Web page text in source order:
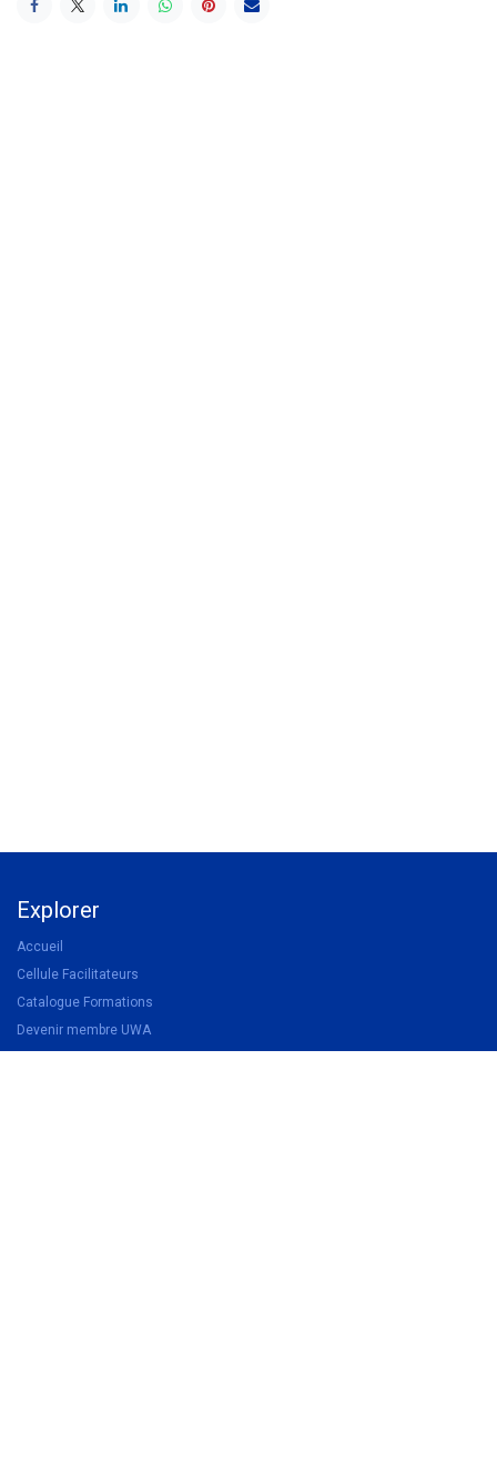
Explorer
Accueil
Cellule Facilitateurs
Catalogue Formations
Devenir membre UWA